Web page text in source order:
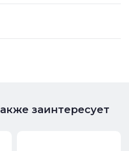
заинтересует